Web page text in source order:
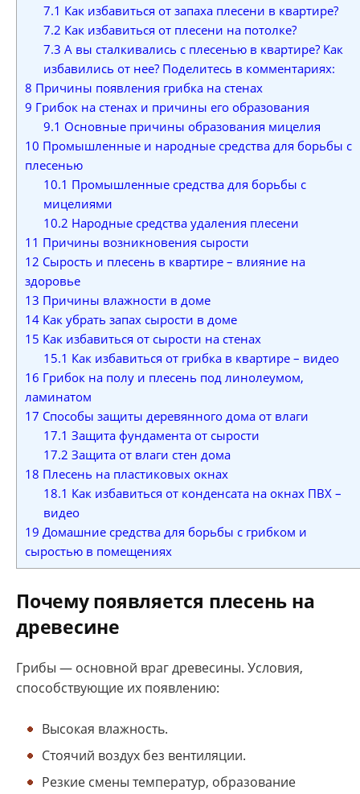
7.1 Как избавиться от запаха плесени в квартире?
7.2 Как избавиться от плесени на потолке?
7.3 А вы сталкивались с плесенью в квартире? Как
избавились от нее? Поделитесь в комментариях:
8 Причины появления грибка на стенах
9 Грибок на стенах и причины его образования
9.1 Основные причины образования мицелия
10 Промышленные и народные средства для борьбы с
плесенью
10.1 Промышленные средства для борьбы с
мицелиями
10.2 Народные средства удаления плесени
11 Причины возникновения сырости
12 Сырость и плесень в квартире – влияние на
здоровье
13 Причины влажности в доме
14 Как убрать запах сырости в доме
15 Как избавиться от сырости на стенах
15.1 Как избавиться от грибка в квартире – видео
16 Грибок на полу и плесень под линолеумом,
ламинатом
17 Способы защиты деревянного дома от влаги
17.1 Защита фундамента от сырости
17.2 Защита от влаги стен дома
18 Плесень на пластиковых окнах
18.1 Как избавиться от конденсата на окнах ПВХ –
видео
19 Домашние средства для борьбы с грибком и
сыростью в помещениях
Почему появляется плесень на
древесине
Грибы — основной враг древесины. Условия,
способствующие их появлению:
Высокая влажность.
Стоячий воздух без вентиляции.
Резкие смены температур, образование